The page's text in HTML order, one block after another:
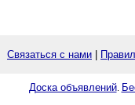
Связаться с нами
Доска объявлений.